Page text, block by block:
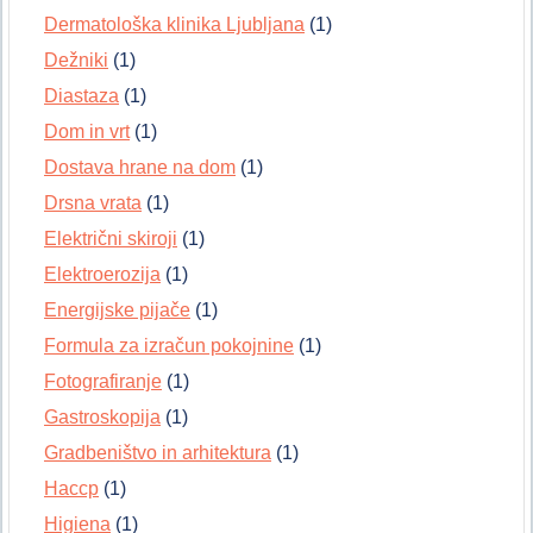
Dermatološka klinika Ljubljana (1)
Dežniki (1)
Diastaza (1)
Dom in vrt(1)
Dostava hrane na dom (1)
Drsna vrata (1)
Električni skiroji (1)
Elektroerozija (1)
Energijske pijače (1)
Formula za izračun pokojnine (1)
Fotografiranje (1)
Gastroskopija (1)
Gradbeništvo in arhitektura (1)
Haccp (1)
Higiena (1)